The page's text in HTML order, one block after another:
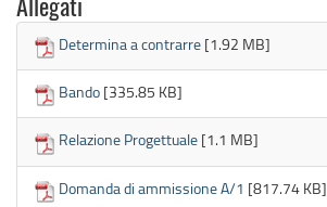
Allegati
Determina a contrarre [1.92 MB]
Bando [335.85 KB]
Relazione Progettuale [1.1 MB]
Domanda di ammissione A/1 [817.74 KB]